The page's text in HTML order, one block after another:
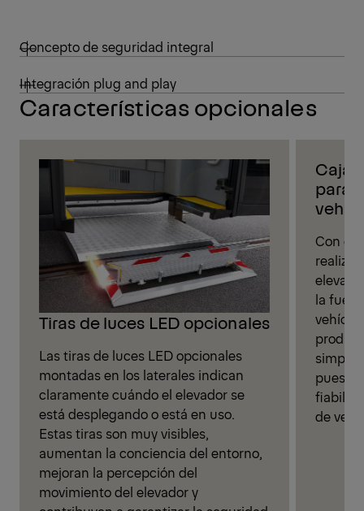
Concepto de seguridad integral
Integración plug and play
Características opcionales
Tiras de luces LED opcionales
Las tiras de luces LED opcionales
montadas en los laterales indican
claramente cuándo el elevador se
está desplegando o está en uso.
Estas tiras son muy visibles,
aumentan la conciencia del entorno,
mejoran la percepción del
movimiento del elevador y
Caja
para
Con
la
puesta
de